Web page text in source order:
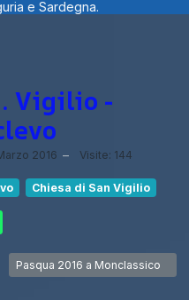
Vigilio -
2016 Visite: 144
Chiesa di San Vigilio
Articolo successivo: Pasqua
Pasqua 2016 a Monclassico